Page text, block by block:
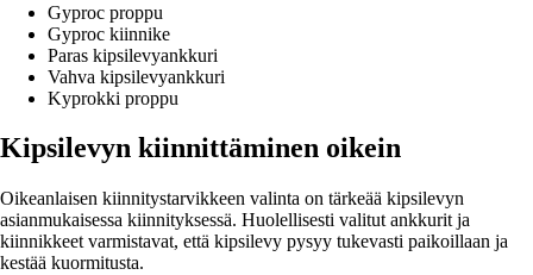
Gyproc proppu
Gyproc kiinnike
Paras kipsilevyankkuri
Vahva kipsilevyankkuri
Kyprokki proppu
Kipsilevyn kiinnittäminen oikein
Oikeanlaisen kiinnitystarvikkeen valinta on tärkeää kipsilevyn
asianmukaisessa kiinnityksessä. Huolellisesti valitut ankkurit ja
kiinnikkeet varmistavat, että kipsilevy pysyy tukevasti paikoillaan ja
kestää kuormitusta.